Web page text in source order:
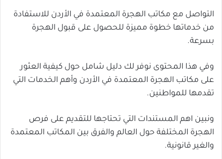
التواصل مع مكاتب الهجرة المعتمدة في الأردن للاستفادة
من خدماتها خطوة مميزة للحصول على قبول الهجرة
بسرعة.
وفي هذا المحتوى نوفر لك دليل شامل حول كيفية العثور
على مكاتب الهجرة المعتمدة في الأردن وأهم الخدمات التي
تقدمها للمواطنين.
ونبين اهم المستندات التي تحتاجها للتقديم على فرص
الهجرة المختلفة حول العالم والفرق بين المكاتب المعتمدة
والغير قانونية.